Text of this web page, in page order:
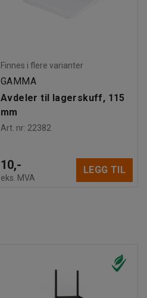
Finnes i flere varianter
GAMMA
Avdeler til lagerskuff, 115
mm
Art. nr: 22382
10,-
eks. MVA
LEGG TIL